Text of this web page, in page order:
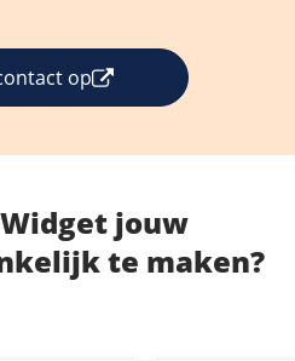
op
jouw
te maken?